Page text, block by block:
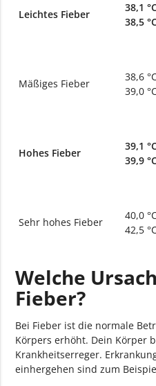
Leichtes Fieber
38,1
38,5
Mäßiges Fieber
38,6
39,0
Hohes Fieber
39,1
39,9
Sehr hohes Fieber
40,0
42,5
Welche
Fieber?
Bei Fieber ist die normale
Körpers erhöht. Dein Körper
Krankheitserreger.
einhergehen sind zum